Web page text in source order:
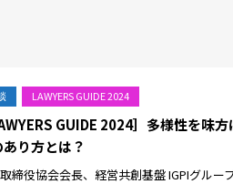
LAWYERS GUIDE 2024
GUIDE 2024］多様性を
あり方とは？
締役協会会長、経営共創基盤 IGPIグル